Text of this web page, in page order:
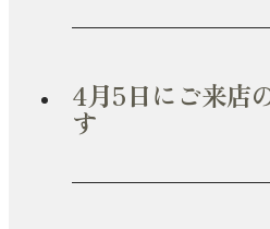
4月5日にご来店
す